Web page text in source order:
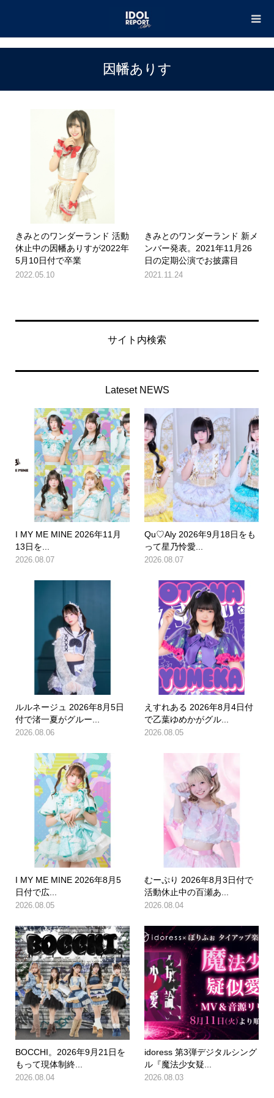
因幡ありす
きみとのワンダーランド 活動
休止中の因幡ありすが2022年
5月10日付で卒業
2022.05.10
きみとのワンダーランド 新メ
ンバー発表。2021年11月26
日の定期公演でお披露目
2021.11.24
サイト内検索
Lateset NEWS
I MY ME MINE 2026年11月
13日を...
2026.08.07
Qu♡Aly 2026年9月18日をも
って星乃怜愛...
2026.08.07
ルルネージュ 2026年8月5日
付で渚一夏がグルー...
2026.08.06
えすれある 2026年8月4日付
で乙葉ゆめかがグル...
2026.08.05
I MY ME MINE 2026年8月5
日付で広...
2026.08.05
むーぷり 2026年8月3日付で
活動休止中の百瀬あ...
2026.08.04
BOCCHI。2026年9月21日を
もって現体制終...
2026.08.04
idoress 第3弾デジタルシング
ル『魔法少女疑...
2026.08.03